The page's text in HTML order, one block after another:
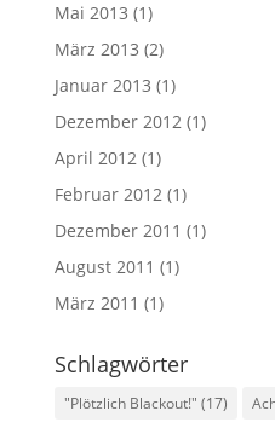
Mai 2013 (1)
März 2013 (2)
Januar 2013 (1)
Dezember 2012(1)
April 2012(1)
Februar 2012(1)
Dezember 2011 (1)
August 2011 (1)
März 2011 (1)
Schlagwörter
"Plötzlich Blackout!" (17)